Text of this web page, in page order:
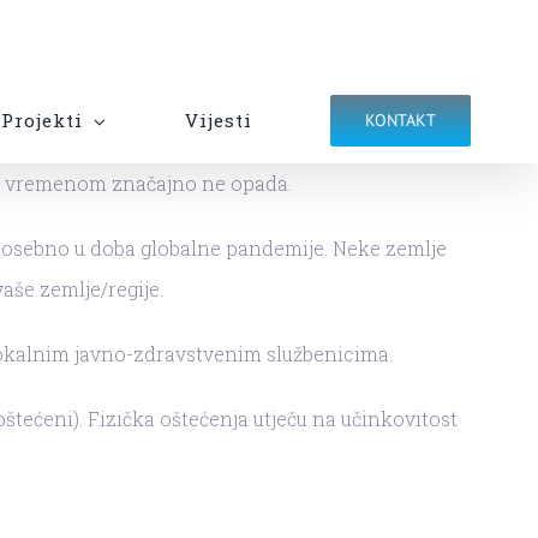
Projekti Vijesti KONTAKT
značajno ne opada.
u doba globalne pandemije. Neke zemlje
zemlje/regije.
javno-zdravstvenim službenicima.
Fizička oštećenja utječu na učinkovitost